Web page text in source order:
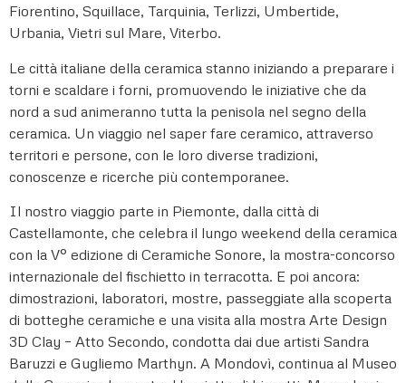
Fiorentino, Squillace, Tarquinia, Terlizzi, Umbertide,
Urbania, Vietri sul Mare, Viterbo.
Le città italiane della ceramica stanno iniziando a preparare i
torni e scaldare i forni, promuovendo le iniziative che da
nord a sud animeranno tutta la penisola nel segno della
ceramica. Un viaggio nel saper fare ceramico, attraverso
territori e persone, con le loro diverse tradizioni,
conoscenze e ricerche più contemporanee.
Il nostro viaggio parte in Piemonte, dalla città di
Castellamonte, che celebra il lungo weekend della ceramica
con la V° edizione di Ceramiche Sonore, la mostra-concorso
internazionale del fischietto in terracotta. E poi ancora:
dimostrazioni, laboratori, mostre, passeggiate alla scoperta
di botteghe ceramiche e una visita alla mostra Arte Design
3D Clay – Atto Secondo, condotta dai due artisti Sandra
Baruzzi e Gugliemo Marthyn. A Mondovì, continua al Museo